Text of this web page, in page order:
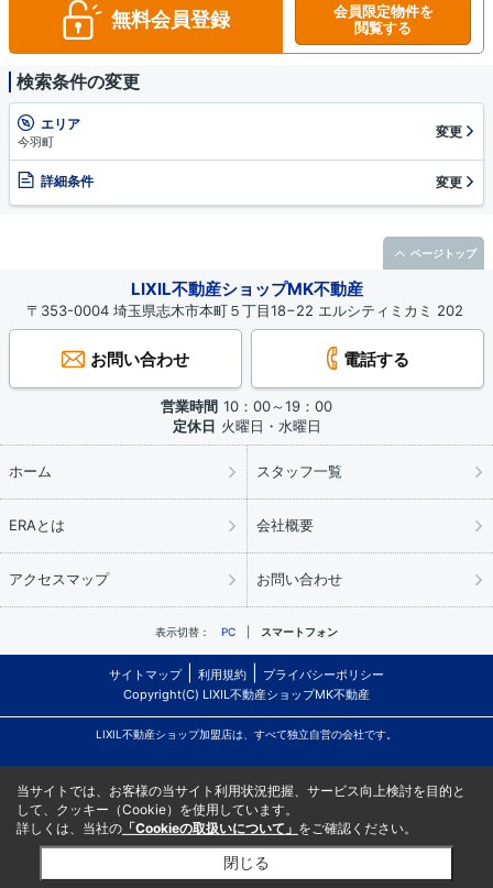
無料会員登録
会員限定物件を
閲覧する
検索条件の変更
エリア
今羽町
変更
詳細条件 変更
LIXIL不動産ショップMK不動産
〒353-0004 埼玉県志木市本町５丁目18−22 エルシティミカミ 202
お問い合わせ 電話する
営業時間 10：00～19：00
定休日 火曜日・水曜日
ホーム スタッフ一覧
ERAとは 会社概要
アクセスマップ お問い合わせ
表示切替： PC スマートフォン
サイトマップ 利用規約
プライバシーポリシー
Copyright(C) LIXIL不動産ショップMK不動産
LIXIL不動産ショップ加盟店は、すべて独立自営の会社です。
ページトップ
当サイトでは、お客様の当サイト利用状況把握、サービス向上検討を目的と
して、クッキー（Cookie）を使用しています。
詳しくは、当社の 「Cookieの取扱いについて」 をご確認ください。
閉じる